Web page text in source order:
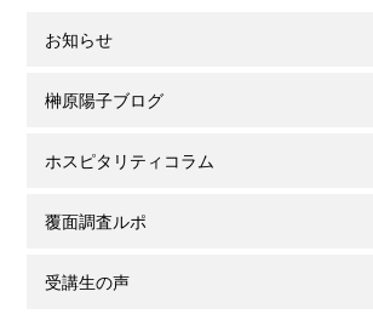
お知らせ
榊原陽子ブログ
ホスピタリティコラム
覆面調査ルポ
受講生の声